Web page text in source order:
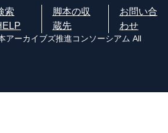
索
脚本の収
蔵先
お問い合
わせ
ーカイブズ推進コンソーシアム All